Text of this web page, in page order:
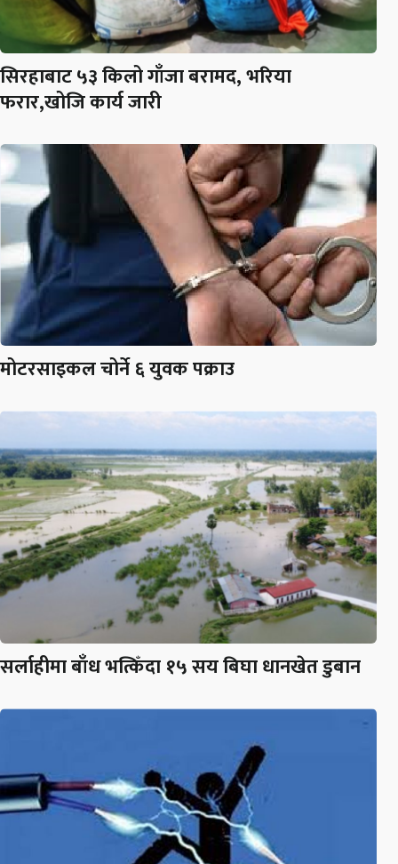
सिरहाबाट ५३ किलो गाँजा बरामद, भरिया
फरार,खोजि कार्य जारी
मोटरसाइकल चोर्ने ६ युवक पक्राउ
सर्लाहीमा बाँध भत्किँदा १५ सय बिघा धानखेत डुबान